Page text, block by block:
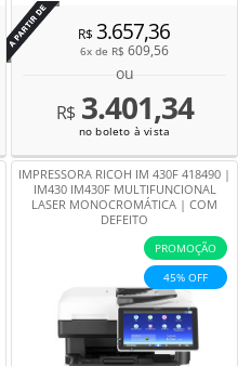
Por
R$3.657,36
6x de R$ 609,56
ou
R$3.401,34
no boleto à vista
IMPRESSORA RICOH IM 430F 418490 |
IM430 IM430F MULTIFUNCIONAL
LASER MONOCROMÁTICA | COM
DEFEITO
PROMOÇÃO
45% OFF